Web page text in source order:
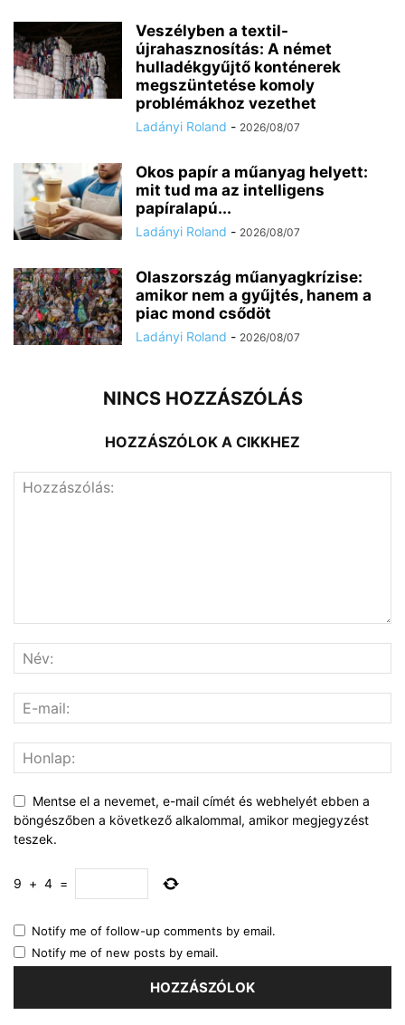
Veszélyben a textil-
újrahasznosítás: A német
hulladékgyűjtő konténerek
megszüntetése komoly
problémákhoz vezethet
Ladányi Roland - 2026/08/07
Okos papír a műanyag helyett:
mit tud ma az intelligens
papíralapú...
Ladányi Roland - 2026/08/07
Olaszország műanyagkrízise:
amikor nem a gyűjtés, hanem a
piac mond csődöt
Ladányi Roland - 2026/08/07
NINCS HOZZÁSZÓLÁS
HOZZÁSZÓLOK A CIKKHEZ
Mentse el a nevemet, e-mail címét és webhelyét ebben a
böngészőben a következő alkalommal, amikor megjegyzést
teszek.
9 + 4 =
Notify me of follow-up comments by email.
Notify me of new posts by email.